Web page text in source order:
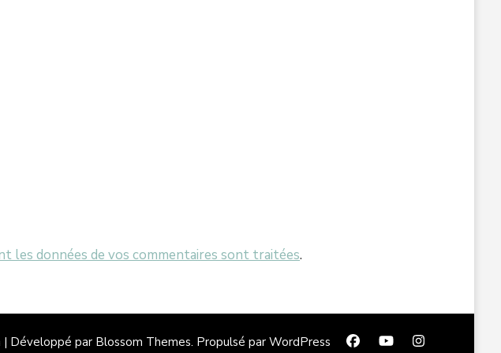
les données de vos commentaires sont traitées.
| Développé par Blossom Themes. Propulsé par WordPress